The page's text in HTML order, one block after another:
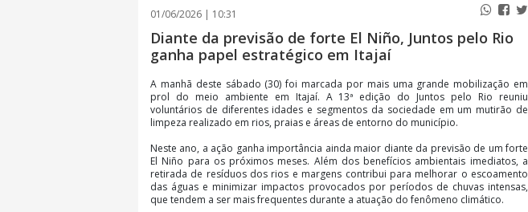
01/06/2026 | 10:31
Diante da previsão de forte El Niño, Juntos pelo Rio
ganha papel estratégico em Itajaí
A manhã deste sábado (30) foi marcada por mais uma grande mobilização em
prol do meio ambiente em Itajaí. A 13ª edição do Juntos pelo Rio reuniu
voluntários de diferentes idades e segmentos da sociedade em um mutirão de
limpeza realizado em rios, praias e áreas de entorno do município.
Neste ano, a ação ganha importância ainda maior diante da previsão de um forte
El Niño para os próximos meses. Além dos benefícios ambientais imediatos, a
retirada de resíduos dos rios e margens contribui para melhorar o escoamento
das águas e minimizar impactos provocados por períodos de chuvas intensas,
que tendem a ser mais frequentes durante a atuação do fenômeno climático.